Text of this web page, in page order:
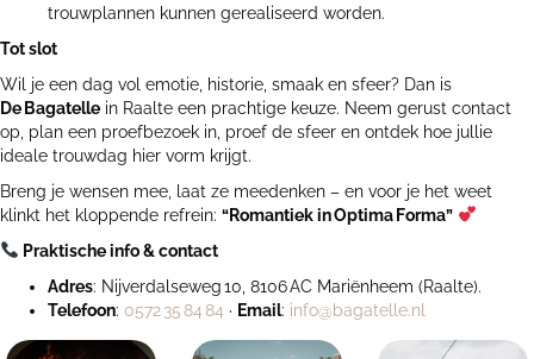
trouwplannen kunnen gerealiseerd worden.
Tot slot
Wil je een dag vol emotie, historie, smaak en sfeer? Dan is
De Bagatelle in Raalte een prachtige keuze. Neem gerust contact
op, plan een proefbezoek in, proef de sfeer en ontdek hoe jullie
ideale trouwdag hier vorm krijgt.
Breng je wensen mee, laat ze meedenken – en voor je het weet
klinkt het kloppende refrein: “Romantiek inOptima Forma”
Praktische info & contact
Adres: Nijverdalseweg 10, 8106 AC Mariënheem (Raalte).
Telefoon: 0572 35 84 84 · Email: info@bagatelle.nl